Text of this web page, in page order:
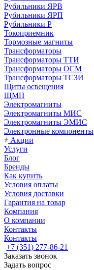
Рубильники ЯРВ
Рубильники ЯРП
Рубильники Р
Токоприемник
Тормозные магниты
Трансформаторы
Трансформаторы ТТИ
Трансформаторы ОСМ
Трансформаторы ТСЗИ
Щиты освещения
ЩМП
Электромагниты
Электромагниты МИС
Электромагниты ЭМИС
Электронные компоненты
Акции
Услуги
Блог
Бренды
Как купить
Условия оплаты
Условия доставки
Гарантия на товар
Компания
О компании
Контакты
Контакты
+7 (351) 277-86-21
Заказать звонок
Задать вопрос